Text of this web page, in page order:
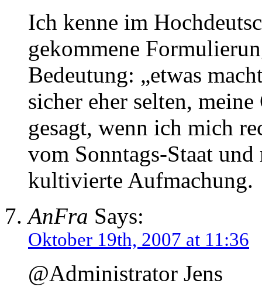
Ich kenne im
gekommene
Bedeutung: „etwas
sicher eher selten,
gesagt, wenn ich mich
vom Sonntags-Staat
kultivierte Aufmachung.
AnFra Says:
Oktober 19th, 2007 at 11:36
@Administrator Jens